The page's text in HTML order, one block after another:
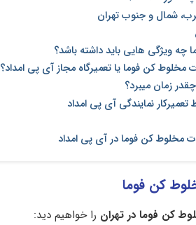
شمال و جنوب تهران
چه ویژگی هایی باید داشته باشد؟
مخلوط کن فوما یا تعمیرگاه مجاز آی پی امداد؟
زمان میبرد؟
نمایندگی آی پی امداد
مخلوط کن فوما در آی پی امداد
کن فوما
کن فوما در تهران را خواهیم دید: